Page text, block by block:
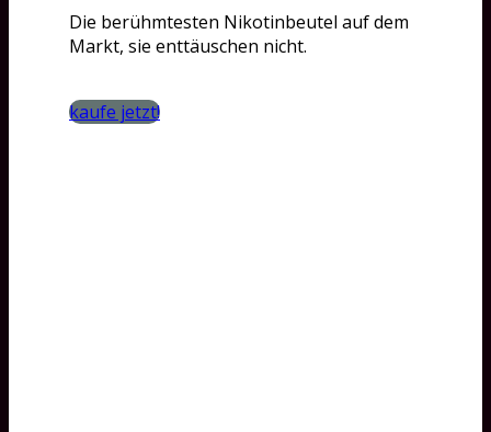
Die berühmtesten Nikotinbeutel auf dem
Markt, sie enttäuschen nicht.
kaufe jetzt!